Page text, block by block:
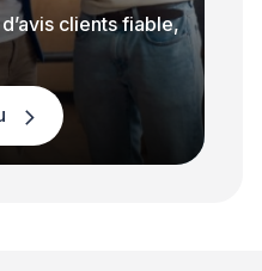
clients fiable,